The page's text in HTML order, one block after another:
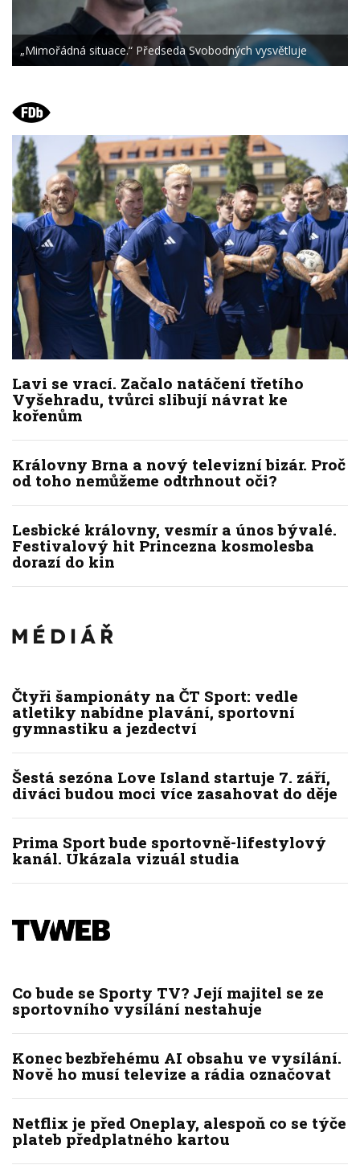
„Mimořádná situace.“ Předseda Svobodných vysvětluje
Lavi se vrací. Začalo natáčení třetího
Vyšehradu, tvůrci slibují návrat ke
kořenům
Královny Brna a nový televizní bizár. Proč
od toho nemůžeme odtrhnout oči?
Lesbické královny, vesmír a únos bývalé.
Festivalový hit Princezna kosmolesba
dorazí do kin
Čtyři šampionáty na ČT Sport: vedle
atletiky nabídne plavání, sportovní
gymnastiku a jezdectví
Šestá sezóna Love Island startuje 7. září,
diváci budou moci více zasahovat do děje
Prima Sport bude sportovně-lifestylový
kanál. Ukázala vizuál studia
Co bude se Sporty TV? Její majitel se ze
sportovního vysílání nestahuje
Konec bezbřehému AI obsahu ve vysílání.
Nově ho musí televize a rádia označovat
Netflix je před Oneplay, alespoň co se týče
plateb předplatného kartou